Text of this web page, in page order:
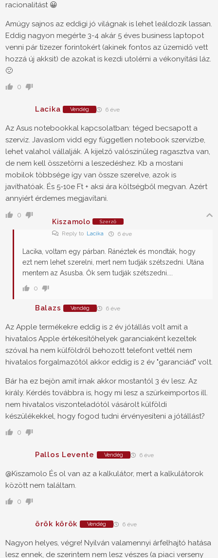
racionalitást 😀
Amúgy sajnos az eddigi jó világnak is lehet leáldozik lassan.
Eddig nagyon megérte 3-4 akár 5 éves business laptopot
venni pár tízezer forintokért (akinek fontos az üzemidő vett
hozzá új akksit) de azokat is kezdi utolérni a vékonyítási láz.
🙁
0
Lacika Vendég 6 éve
Az Asus notebookkal kapcsolatban: téged becsapott a
szervíz. Javaslom vidd egy független notebook szervízbe,
lehet valahol vállalják. A kijelző valószínűleg ragasztva van,
de nem kell összetörni a leszedéshez. Kb a mostani
mobilok többsége így van össze szerelve, azok is
javíthatóak. És 5-10e Ft + aksi ára költségből megvan. Azért
annyiért érdemes megjavítani.
0
Kiszamolo
Szerző
Reply to Lacika 6 éve
Lacika, voltam egy párban. Ránéztek és mondták, hogy
ezt nem lehet szerelni, mert nem tudják szétszedni. Utána
mentem az Asusba. Ők sem tudják szétszedni....
0
Balazs Vendég 6 éve
Az Apple termékekre eddig is 2 év jótállás volt amit a
hivatalos Apple értékesítőhelyek garanciaként kezeltek
szóval ha nem külföldről behozott telefont vettél nem
hivatalos forgalmazótól akkor eddig is 2 év "garanciád" volt.
Bár ha ez bejön amit írnak akkor mostantól 3 év lesz. Az
király. Kérdés továbbra is, hogy mi lesz a szürkeimportos ill.
nem hivatalos viszonteladótól vásárolt külföldi
készülékekkel, hogy fogod tudni érvényesíteni a jótállást?
0
Pallos Levente Vendég 6 éve
@Kiszamolo És ol van az a kalkulátor, mert a kalkulátorok
között nem találtam.
0
örök körök Vendég 6 éve
Nagyon helyes, végre! Nyilván valamennyi árfelhajtó hatása
lesz ennek, de szerintem nem lesz vészes (a piaci verseny